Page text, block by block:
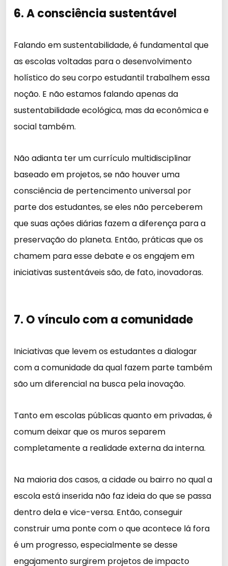
6. A consciência sustentável
Falando em sustentabilidade, é fundamental que
as escolas voltadas para o desenvolvimento
holístico do seu corpo estudantil trabalhem essa
noção. E não estamos falando apenas da
sustentabilidade ecológica, mas da econômica e
social também.
Não adianta ter um currículo multidisciplinar
baseado em projetos, se não houver uma
consciência de pertencimento universal por
parte dos estudantes, se eles não perceberem
que suas ações diárias fazem a diferença para a
preservação do planeta. Então, práticas que os
chamem para esse debate e os engajem em
iniciativas sustentáveis são, de fato, inovadoras.
7. O vínculo com a comunidade
Iniciativas que levem os estudantes a dialogar
com a comunidade da qual fazem parte também
são um diferencial na busca pela inovação.
Tanto em escolas públicas quanto em privadas, é
comum deixar que os muros separem
completamente a realidade externa da interna.
Na maioria dos casos, a cidade ou bairro no qual a
escola está inserida não faz ideia do que se passa
dentro dela e vice-versa. Então, conseguir
construir uma ponte com o que acontece lá fora
é um progresso, especialmente se desse
engajamento surgirem projetos de impacto